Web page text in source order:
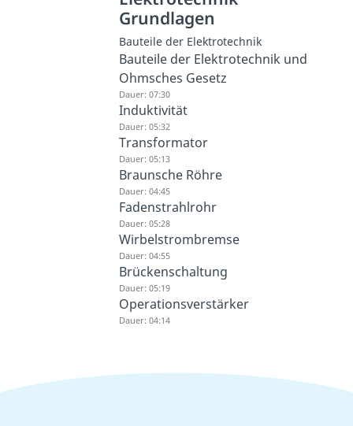
Grundlagen
Bauteile der Elektrotechnik
Bauteile der Elektrotechnik und
Ohmsches Gesetz
Dauer: 07:30
Induktivität
Dauer: 05:32
Transformator
Dauer: 05:13
Braunsche Röhre
Dauer: 04:45
Fadenstrahlrohr
Dauer: 05:28
Wirbelstrombremse
Dauer: 04:55
Brückenschaltung
Dauer: 05:19
Operationsverstärker
Dauer: 04:14